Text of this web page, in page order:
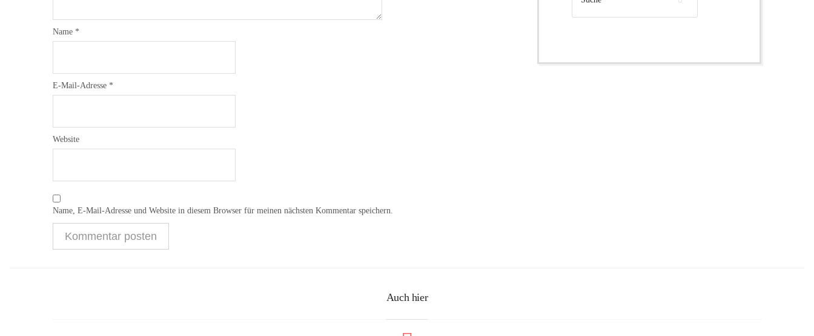
Name *
E-Mail-Adresse *
Website
Name, E-Mail-Adresse und Website in diesem Browser für meinen nächsten Kommentar speichern.
Auch hier